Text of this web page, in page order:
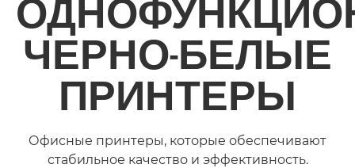
ЧЕРНО-БЕЛЫЕ
ПРИНТЕРЫ
Офисные принтеры, которые обеспечивают
стабильное качество и эффективность.